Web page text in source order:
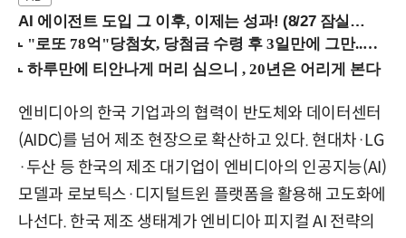
AI 에이전트 도입 그 이후, 이제는 성과! (8/27 잠실역)
엔비디아의 한국 기업과의 협력이 반도체와 데이터센터
(AIDC)를 넘어 제조 현장으로 확산하고 있다. 현대차·LG
·두산 등 한국의 제조 대기업이 엔비디아의 인공지능(AI)
모델과 로보틱스·디지털트윈 플랫폼을 활용해 고도화에
나선다. 한국 제조 생태계가 엔비디아 피지컬 AI 전략의